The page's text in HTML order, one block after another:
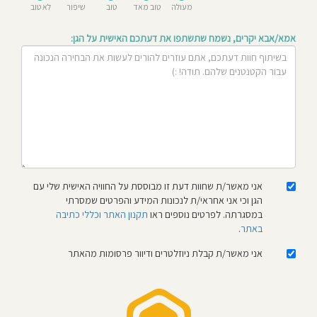
מעולה טוב מאד טוב
שיפור
לא טוב
אמא/אבא יקרים, נשמח שתשתפו את דעתכם האישית על הגן:
אני מאשר/ת שחוות דעת זו מבוססת על החוויה האישית שלי עם
הגן וכי אני אחראי/ת לנכונות המידע והפרטים שמסרתי
במסגרתה. לפרטים נוספים ראו תקנון האתר וכללי כתיבה
באתר.
אני מאשר/ת קבלת ניוזלטרים ודיוור פרסומות מהאתר